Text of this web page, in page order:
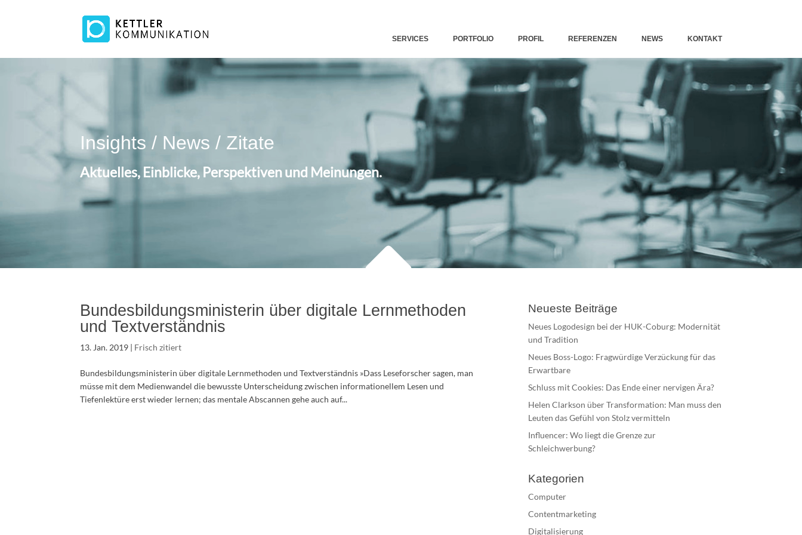
SERVICES PORTFOLIO PROFIL REFERENZEN NEWS KONTAKT
Insights / News / Zitate
Aktuelles, Einblicke, Perspektiven und Meinungen.
Bundesbildungsministerin über digitale Lernmethoden
und Textverständnis
13. Jan. 2019 | Frisch zitiert
Bundesbildungsministerin über digitale Lernmethoden und Textverständnis »Dass Leseforscher sagen, man
müsse mit dem Medienwandel die bewusste Unterscheidung zwischen informationellem Lesen und
Tiefenlektüre erst wieder lernen; das mentale Abscannen gehe auch auf...
Neueste Beiträge
Neues Logodesign bei der HUK-Coburg: Modernität
und Tradition
Neues Boss-Logo: Fragwürdige Verzückung für das
Erwartbare
Schluss mit Cookies: Das Ende einer nervigen Ära?
Helen Clarkson über Transformation: Man muss den
Leuten das Gefühl von Stolz vermitteln
Influencer: Wo liegt die Grenze zur
Schleichwerbung?
Kategorien
Computer
Contentmarketing
Digitalisierung